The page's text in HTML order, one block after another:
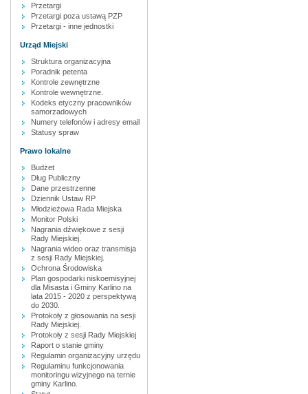
Przetargi
Przetargi poza ustawą PZP
Przetargi - inne jednostki
Urząd Miejski
Struktura organizacyjna
Poradnik petenta
Kontrole zewnętrzne
Kontrole wewnętrzne.
Kodeks etyczny pracowników
samorzadowych
Numery telefonów i adresy email
Statusy spraw
Prawo lokalne
Budżet
Dług Publiczny
Dane przestrzenne
Dziennik Ustaw RP
Młodzieżowa Rada Miejska
Monitor Polski
Nagrania dźwiękowe z sesji
Rady Miejskiej.
Nagrania wideo oraz transmisja
z sesji Rady Miejskiej.
Ochrona Środowiska
Plan gospodarki niskoemisyjnej
dla Misasta i Gminy Karlino na
lata 2015 - 2020 z perspektywą
do 2030.
Protokoły z głosowania na sesji
Rady Miejskiej.
Protokoły z sesji Rady Miejskiej
Raport o stanie gminy
Regulamin organizacyjny urzędu
Regulaminu funkcjonowania
monitoringu wizyjnego na ternie
gminy Karlino.